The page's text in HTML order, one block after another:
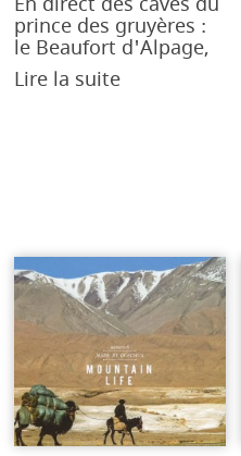
prince des gruyères :
le Beaufort d'Alpage,
Lire la suite